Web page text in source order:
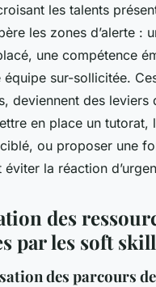
les talents
les zones d’alerte :
une compétence
équipe sur-sollicitée.
deviennent des leviers
en place un tutorat,
ou proposer une
éviter la réaction
des
par les soft
des parcours